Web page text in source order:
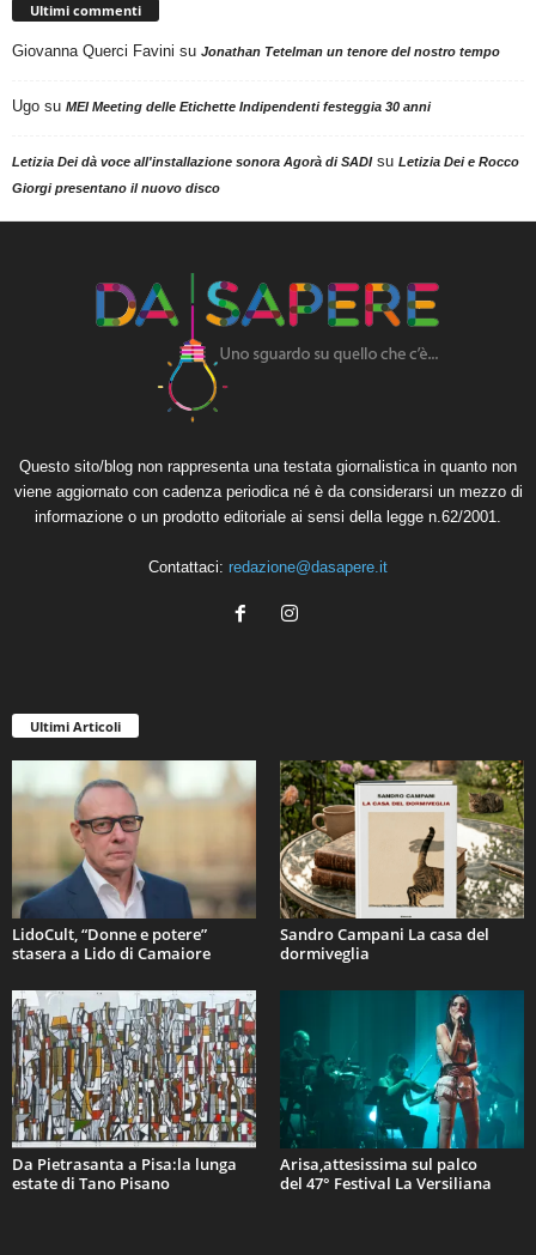
Ultimi commenti
Giovanna Querci Favini su Jonathan Tetelman un tenore del nostro tempo
Ugo su MEI Meeting delle Etichette Indipendenti festeggia 30 anni
Letizia Dei dà voce all'installazione sonora Agorà di SADIsu Letizia Dei e Rocco
Giorgi presentano il nuovo disco
Questo sito/blog non rappresenta una testata giornalistica in quanto non
viene aggiornato con cadenza periodica né è da considerarsi un mezzo di
informazione o un prodotto editoriale ai sensi della legge n.62/2001.
Contattaci: redazione@dasapere.it
Ultimi Articoli
LidoCult, “Donne e potere”
stasera a Lido di Camaiore
Sandro Campani La casa del
dormiveglia
Da Pietrasanta a Pisa:la lunga
estate di Tano Pisano
Arisa,attesissima sul palco
del 47° Festival La Versiliana